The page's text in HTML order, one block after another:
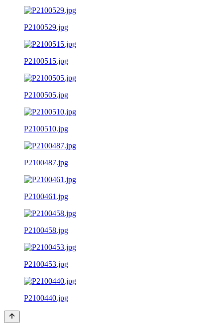
P2100529.jpg
P2100515.jpg
P2100505.jpg
P2100510.jpg
P2100487.jpg
P2100461.jpg
P2100458.jpg
P2100453.jpg
P2100440.jpg